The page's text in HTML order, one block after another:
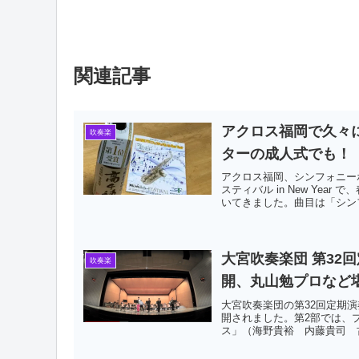
関連記事
吹奏楽
アクロス福岡で久々
ターの成人式でも！
アクロス福岡、シンフォニ
スティバル in New Year で
いてきました。曲目は「シ
吹奏楽
大宮吹奏楽団 第32
開、丸山勉プロなど
大宮吹奏楽団の第32回定期
開されました。第2部では、
ス」（海野貴裕 内藤貴司